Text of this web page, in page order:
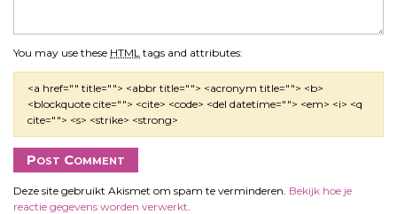
You may use these HTML tags and attributes:
<a href="" title=""> <abbr title=""> <acronym title=""> <b>
<blockquote cite=""> <cite> <code> <del datetime=""> <em> <i> <q
cite=""> <s> <strike> <strong>
Deze site gebruikt Akismet om spam te verminderen. Bekijk hoe je
reactie gegevens worden verwerkt